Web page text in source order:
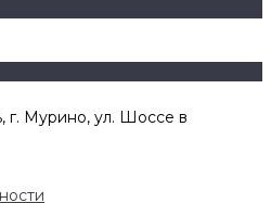
г. Мурино, ул. Шоссе в